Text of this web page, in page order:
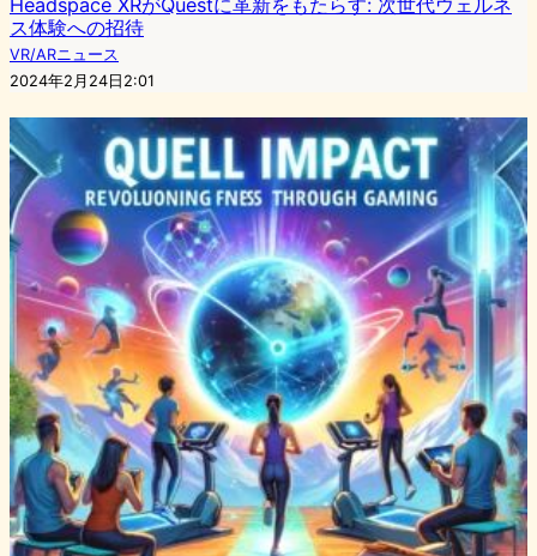
ス体験への招待
VR/ARニュース
2024年2月24日2:01